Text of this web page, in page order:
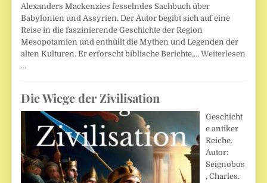
Alexanders Mackenzies fesselndes Sachbuch über
Babylonien und Assyrien. Der Autor begibt sich auf eine
Reise in die faszinierende Geschichte der Region
Mesopotamien und enthüllt die Mythen und Legenden der
alten Kulturen. Er erforscht biblische Berichte,…Weiterlesen
…
Die Wiege der Zivilisation
Geschicht
e antiker
Reiche.
Autor:
Seignobos
, Charles.